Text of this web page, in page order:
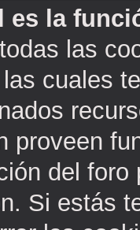
es la
las
cuales
proveen
del
Si estás